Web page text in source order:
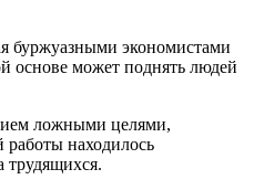
буржуазными экономистами
основе может поднять людей
ложными целями,
работы находилось
трудящихся.